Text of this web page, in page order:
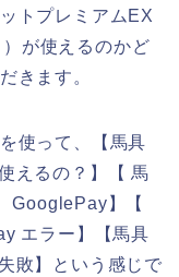
トプレミアムEX
が使えるのかど
きます。
使って、【馬具
えるの？】【 馬
GooglePay】【
エラー】【馬具
敗】という感じで